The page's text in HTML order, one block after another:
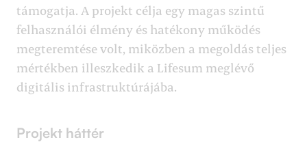
támogatja. A projekt célja egy magas szintű
felhasználói élmény és hatékony működés
megteremtése volt, miközben a megoldás teljes
mértékben illeszkedik a Lifesum meglévő
digitális infrastruktúrájába.
Projekt háttér